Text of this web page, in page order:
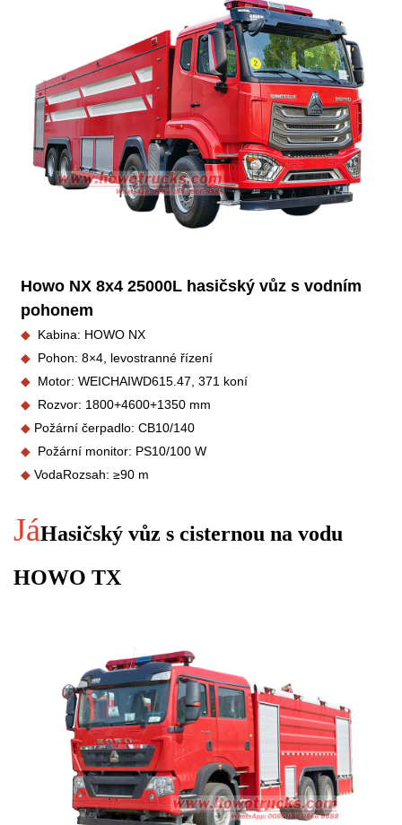
Howo NX 8x4 25000L hasičský vůz s vodním
pohonem
◆ Kabina: HOWO NX
◆ Pohon: 8×4, levostranné řízení
◆ Motor: WEICHAIWD615.47, 371 koní
◆ Rozvor: 1800+4600+1350 mm
◆ Požární čerpadlo: CB10/140
◆ Požární monitor: PS10/100 W
◆ VodaRozsah:≥90 m
JáHasičský vůz s cisternou na vodu
HOWO TX